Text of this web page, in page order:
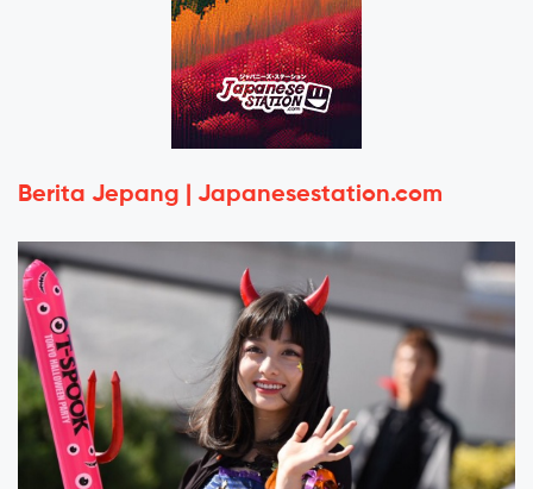
Berita Jepang | Japanesestation.com